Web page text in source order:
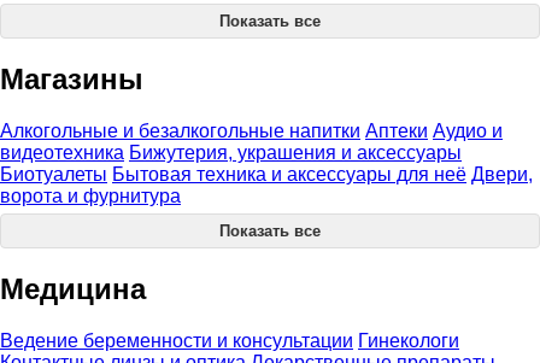
Показать все
Магазины
Алкогольные и безалкогольные напитки Аптеки Аудио и
видеотехника Бижутерия, украшения и аксессуары
Биотуалеты Бытовая техника и аксессуары для неё Двери,
ворота и фурнитура
Показать все
Медицина
Ведение беременности и консультации Гинекологи